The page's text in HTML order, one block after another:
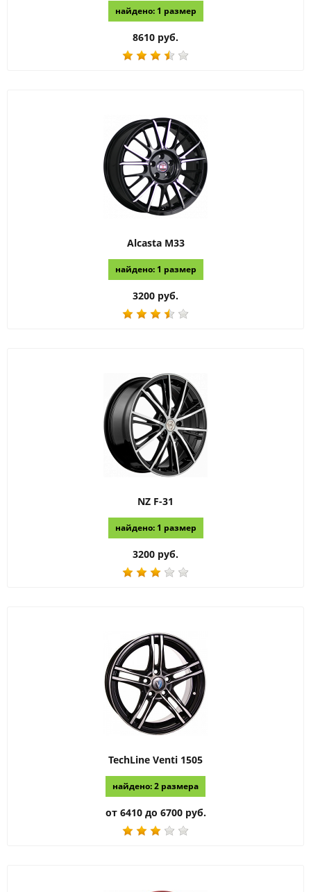
найдено: 1 размер
8610 руб.
Alcasta M33
найдено: 1 размер
3200 руб.
NZ F-31
найдено: 1 размер
3200 руб.
TechLine Venti 1505
найдено: 2 размера
от 6410 до 6700 руб.